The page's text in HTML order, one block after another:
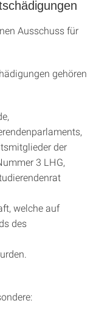
Ausschuss für
gehören
der
3 LHG,
welche auf
des